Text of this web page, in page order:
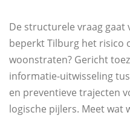
De structurele vraag
beperkt Tilburg het risico
woonstraten? Gericht
informatie-uitwisseling
en preventieve trajecten
logische pijlers. Meet wat